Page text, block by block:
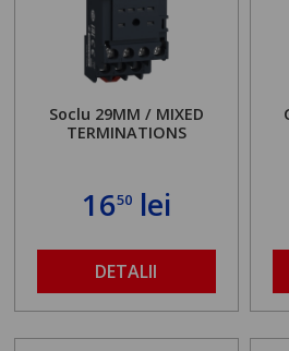
Soclu 29MM / MIXED
TERMINATIONS
1650lei
DETALII